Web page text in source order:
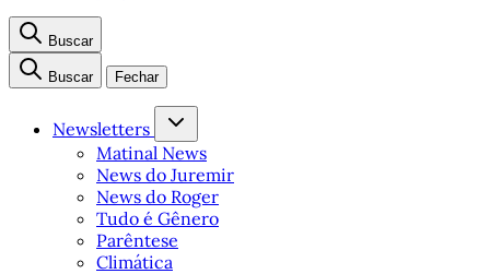
Buscar
Buscar Fechar
Newsletters
Matinal News
News do Juremir
News do Roger
Tudo é Gênero
Parêntese
Climática